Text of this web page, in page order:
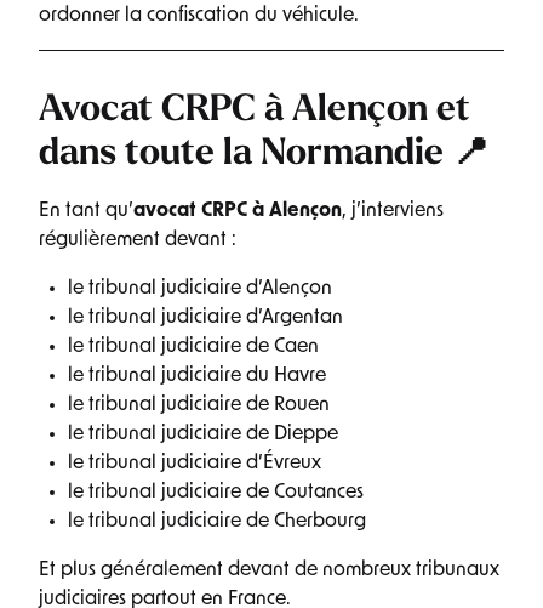
ordonner la confiscation du véhicule.
Avocat CRPC à Alençon et
dans toute la Normandie 📍
En tant qu’avocat CRPC à Alençon, j’interviens
régulièrement devant :
le tribunal judiciaire d’Alençon
le tribunal judiciaire d’Argentan
le tribunal judiciaire de Caen
le tribunal judiciaire du Havre
le tribunal judiciaire de Rouen
le tribunal judiciaire de Dieppe
le tribunal judiciaire d’Évreux
le tribunal judiciaire de Coutances
le tribunal judiciaire de Cherbourg
Et plus généralement devant de nombreux tribunaux
judiciaires partout en France.